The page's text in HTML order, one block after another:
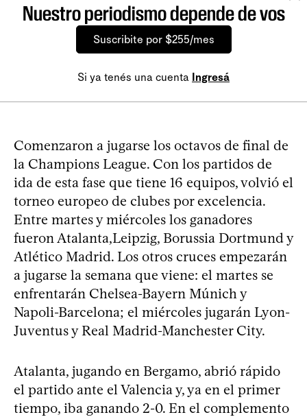
Nuestro periodismo depende de vos
Suscribite por $255/mes
Si ya tenés una cuenta Ingresá
Comenzaron a jugarse los octavos de final de
la Champions League. Con los partidos de
ida de esta fase que tiene 16 equipos, volvió el
torneo europeo de clubes por excelencia.
Entre martes y miércoles los ganadores
fueron Atalanta,Leipzig, Borussia Dortmund y
Atlético Madrid. Los otros cruces empezarán
a jugarse la semana que viene: el martes se
enfrentarán Chelsea-Bayern Múnich y
Napoli-Barcelona; el miércoles jugarán Lyon-
Juventus y Real Madrid-Manchester City.
Atalanta, jugando en Bergamo, abrió rápido
el partido ante el Valencia y, ya en el primer
tiempo, iba ganando 2-0. En el complemento